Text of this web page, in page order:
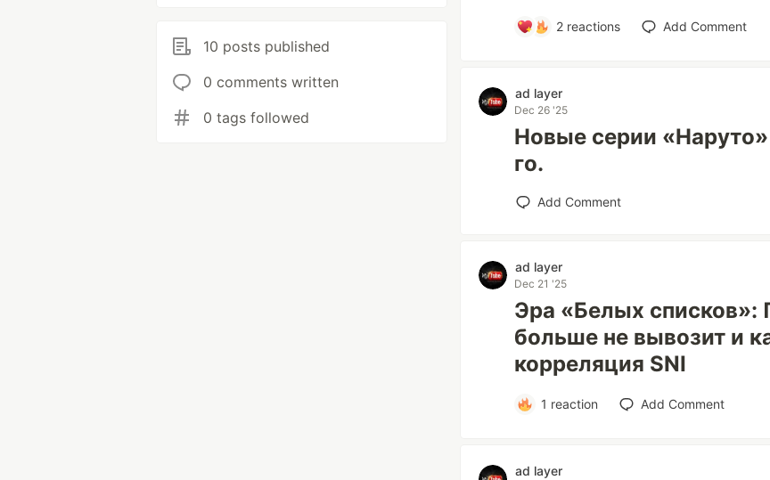
10 posts published
0 comments written
0 tags followed
2 reactions Add Comment
ad layer
Dec 26 '25
Новые серии
го.
Add Comment
ad layer
Dec 21 '25
Эра «Белых списков»:
больше не вывозит и
корреляция SNI
1 reaction Add Comment
ad layer